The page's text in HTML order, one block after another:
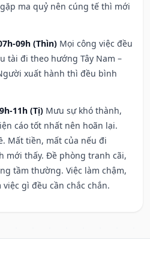
ma quỷ nên cúng tế thì mới
09h (Thìn) Mọi công việc đều
tài đi theo hướng Tây Nam –
xuất hành thì đều bình
11h (Tị) Mưu sự khó thành,
cáo tốt nhất nên hoãn lại.
Mất tiền, mất của nếu đi
mới thấy. Đề phòng tranh cãi,
tầm thường. Việc làm chậm,
gì đều cần chắc chắn.